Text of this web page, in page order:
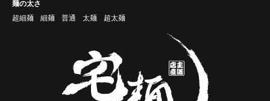
麺の太さ
超細麺
細麺 普通 太麺 超太麺